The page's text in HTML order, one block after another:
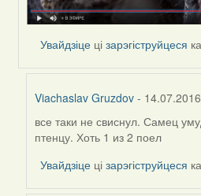
Увайдзіце цізарэгіструйцеся
Viachaslav Gruzdov -
In
reply
to
Viachaslav
все таки не свиснул. Самец
птенцу. Хоть 1 из 2 поел
Увайдзіце цізарэгіструйцеся